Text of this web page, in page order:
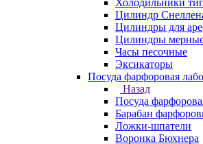
Холодильники
Цилиндр
Цилиндры для
Цилиндры
Часы песочные
Эксикаторы
Посуда фарфоровая
Назад
Посуда
Барабан
Ложки-шпатели
Воронка Бюхнера